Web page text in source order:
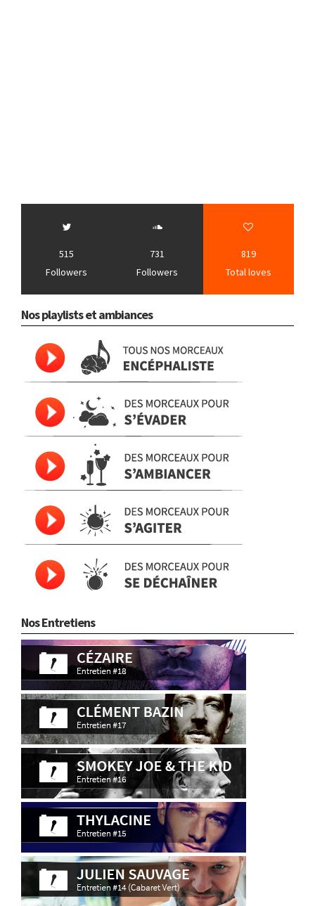
515
Followers
731
Followers
819
Total loves
Nos playlists et ambiances
Nos Entretiens